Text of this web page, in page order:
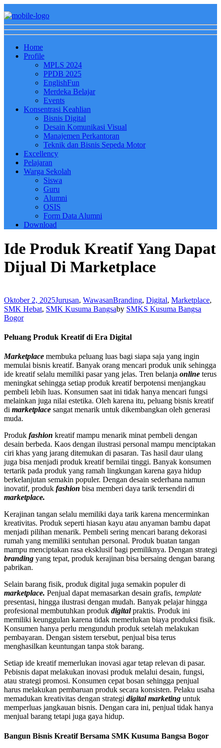
Home
Profile
MPLS 2024
PPDB 2025
EnglishFun
Merdeka Belajar
Events
Konsentrasi Keahlian
Bisnis Digital
Desain Komunikasi Visual
Manajemen Perkantoran
Teknik dan Bisnis Sepeda Motor
Excellency
Pelajaran
Warga Sekolah
Siswa
Guru
Alumni
OSIS
Form Data Alumni
Download
Ide Produk Kreatif Yang Dapat
Dijual Di Marketplace
Oktober 2, 2025Jurusan, WawasanBranding, Digital, Marketplace,
SMK Hebat, SMK Kusuma Bangsaby SMKS Kusuma Bangsa
Bogor
Peluang Produk Kreatif di Era Digital
Marketplace membuka peluang luas bagi siapa saja yang ingin
memulai bisnis kreatif. Banyak orang mencari produk unik sehingga
ide kreatif selalu memiliki pasar yang jelas. Tren belanja online terus
meningkat sehingga setiap produk kreatif berpotensi menjangkau
pembeli lebih luas. Konsumen saat ini tidak hanya mencari fungsi
melainkan juga nilai estetika. Oleh karena itu, peluang bisnis kreatif
di marketplace sangat menarik untuk dikembangkan oleh generasi
muda.
Produk fashion kreatif mampu menarik minat pembeli dengan
desain berbeda. Kaos dengan ilustrasi personal mampu menciptakan
ciri khas yang jarang ditemukan di pasaran. Tas hasil daur ulang
juga bisa menjadi produk kreatif bernilai tinggi. Banyak konsumen
tertarik pada produk yang ramah lingkungan karena gaya hidup
berkelanjutan semakin populer. Dengan desain sederhana namun
inovatif, produk fashion bisa memberi daya tarik tersendiri di
marketplace.
Kerajinan tangan selalu memiliki daya tarik karena mencerminkan
kreativitas. Produk seperti hiasan kayu atau anyaman bambu dapat
menjadi pilihan menarik. Pembeli sering mencari barang dekorasi
rumah yang memiliki sentuhan personal. Produk buatan tangan
mampu menciptakan rasa eksklusif bagi pemiliknya. Dengan strategi
branding yang tepat, produk kerajinan bisa bersaing dengan barang
pabrikan.
Selain barang fisik, produk digital juga semakin populer di
marketplace. Penjual dapat memasarkan desain grafis, template
presentasi, hingga ilustrasi dengan mudah. Banyak pelajar hingga
profesional membutuhkan produk digitalpraktis. Produk ini
memiliki keunggulan karena tidak memerlukan biaya produksi fisik.
Konsumen hanya perlu mengunduh produk setelah melakukan
pembayaran. Dengan sistem tersebut, penjual bisa terus
menghasilkan keuntungan tanpa stok barang.
Setiap ide kreatif memerlukan inovasi agar tetap relevan di pasar.
Pebisnis dapat melakukan inovasi produk melalui desain, fungsi,
atau strategi promosi. Konsumen cepat bosan sehingga penjual
harus melakukan pembaruan produk secara konsisten. Pelaku usaha
memadukan kreativitas dengan strategi digital marketing untuk
memperluas jangkauan bisnis. Dengan cara ini, penjual tidak hanya
menjual barang tetapi juga gaya hidup.
Bangun Bisnis Kreatif Bersama SMK Kusuma Bangsa Bogor